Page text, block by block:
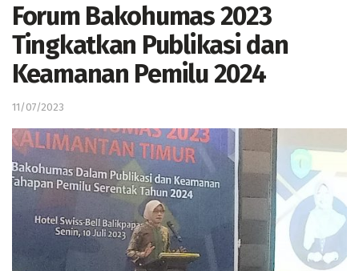
Forum Bakohumas 2023
Tingkatkan Publikasi dan
Keamanan Pemilu 2024
11/07/2023